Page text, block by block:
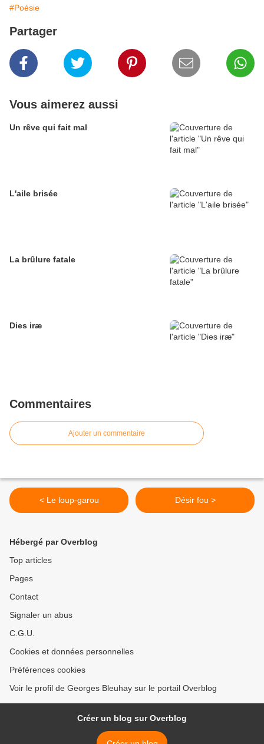
#Poésie
Partager
Vous aimerez aussi
Un rêve qui fait mal
L'aile brisée
La brûlure fatale
Dies iræ
Commentaires
Ajouter un commentaire
< Le loup-garou Désir fou >
Hébergé par Overblog
Top articles
Pages
Contact
Signaler un abus
C.G.U.
Cookies et données personnelles
Préférences cookies
Voir le profil de Georges Bleuhay sur le portail Overblog
Créer un blog sur Overblog